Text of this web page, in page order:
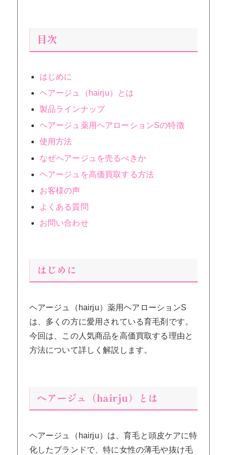
目次
はじめに
ヘアージュ（hairju）とは
製品ラインナップ
ヘアージュ薬用ヘアローションSの特徴
使用方法
なぜヘアージュを売るべきか
ヘアージュを高価買取する方法
お客様の声
よくある質問
お問い合わせ
はじめに
ヘアージュ（hairju）薬用ヘアローションS
は、多くの方に愛用されている育毛剤です。
今回は、この人気商品を高価買取する理由と
方法について詳しく解説します。
ヘアージュ（hairju）とは
ヘアージュ（hairju）は、育毛と頭皮ケアに特
化したブランドで、特に女性の薄毛や抜け毛